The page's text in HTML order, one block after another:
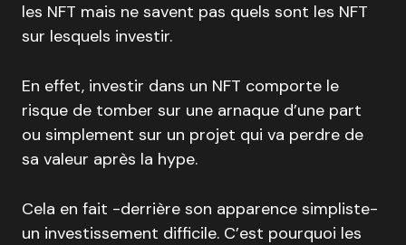
les NFT mais ne savent pas quels sont les NFT
sur lesquels investir.
En effet, investir dans un NFT comporte le
risque de tomber sur une arnaque d’une part
ou simplement sur un projet qui va perdre de
sa valeur après la hype.
Cela en fait -derrière son apparence simpliste-
un investissement difficile. C’est pourquoi les